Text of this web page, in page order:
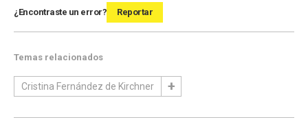
¿Encontraste un error? Reportar
Temas relacionados
Cristina Fernández de Kirchner